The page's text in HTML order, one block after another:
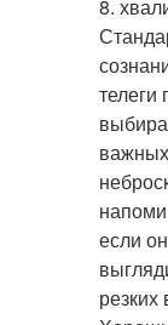
8.
если